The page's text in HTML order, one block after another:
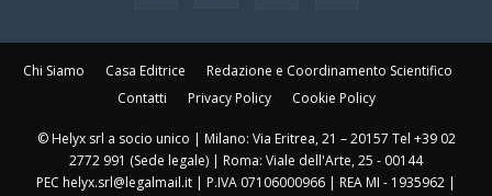
Chi Siamo Casa Editrice
Redazione e Coordinamento Scientifico
Contatti
Privacy Policy Cookie Policy
© Helyx srl a socio unico | Milano: Via Eritrea, 21 – 20157 Tel +39 02
2772 991 (Sede legale) | Roma: Viale dell'Arte, 25 - 00144
PEC helyx.srl@legalmail.it | P.IVA 07106000966 | REA MI - 1935962 |